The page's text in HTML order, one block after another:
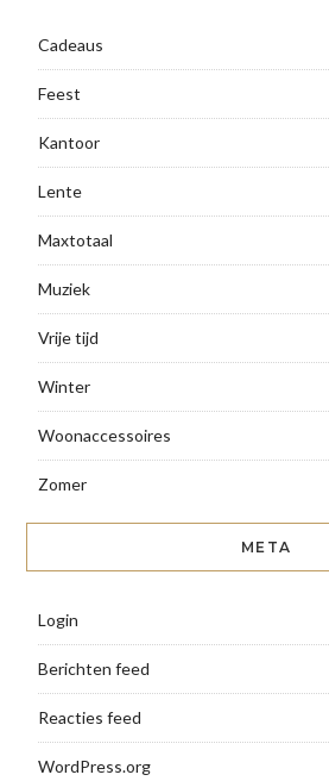
Cadeaus
Feest
Kantoor
Lente
Maxtotaal
Muziek
Vrije tijd
Winter
Woonaccessoires
Zomer
META
Login
Berichten feed
Reacties feed
WordPress.org